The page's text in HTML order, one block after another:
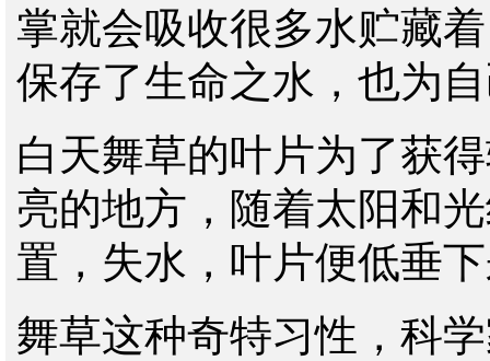
掌就会吸收很多水贮藏
保存了生命之水，也为
白天舞草的叶片为了获
亮的地方，随着太阳和
置，失水，叶片便低垂
舞草这种奇特习性，科